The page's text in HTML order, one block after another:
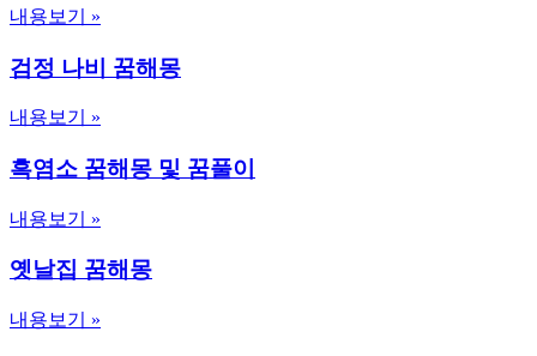
내용보기 »
검정 나비 꿈해몽
내용보기 »
흑염소 꿈해몽 및 꿈풀이
내용보기 »
옛날집 꿈해몽
내용보기 »